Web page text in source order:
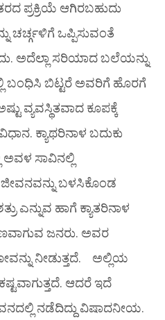
ಪ್ರಕ್ರಿಯೆ ಆಗಿರಬಹುದು
ಚರ್ಚ್ಗಳಿಗೆ ಒಪ್ಪಿಸುವಂತೆ
ಅದೆಲ್ಲಾ ಸರಿಯಾದ ಬಲೆಯನ್ನು
ಬಂಧಿಸಿ ಬಿಟ್ಟರೆ ಅವರಿಗೆ ಹೊರಗೆ
ವ್ಯವಸ್ಥಿತವಾದ ಕೂಪಕ್ಕೆ
ಕ್ಯಾಥರಿನಾಳ ಬದುಕು
ಸಾವಿನಲ್ಲಿ
ಜೀವನವನ್ನು ಬಳಸಿಕೊಂಡ
ಎನ್ನುವ ಹಾಗೆ ಕ್ಯಾತರಿನಾಳ
ಜನರು. ಅವರ
ನೀಡುತ್ತದೆ. ಅಲ್ಲಿಯ
ಆದರೆ ಇದೆ
ನಡೆದಿದ್ದು ವಿಷಾದನೀಯ.